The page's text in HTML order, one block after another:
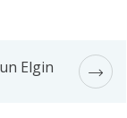
Elgin